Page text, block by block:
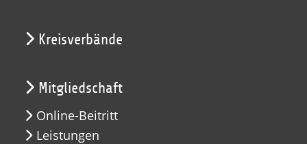
Kreisverbände
Mitgliedschaft
Online-Beitritt
Leistungen